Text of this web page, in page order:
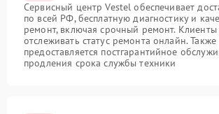
Сервисный центр Vestel обеспечивает
по всей РФ, бесплатную диагностику и
ремонт, включая срочный ремонт. Клиенты
отслеживать статус ремонта онлайн. Также
предоставляется постгарантийное
продления срока службы техники